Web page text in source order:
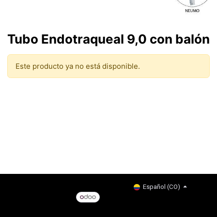
Tubo Endotraqueal 9,0 con balón
Este producto ya no está disponible.
Español (CO)
Con tecnología de - El #1